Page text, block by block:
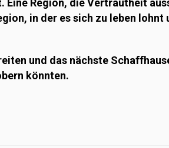
Eine Region, die Vertrautheit
in der es sich zu leben
und das nächste
könnten.